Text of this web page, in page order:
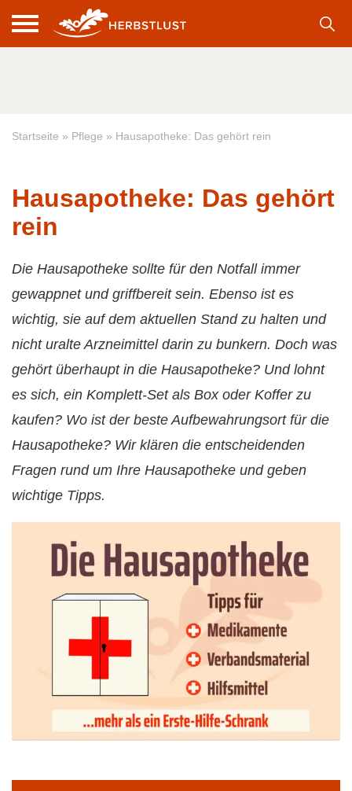
Startseite » Pflege » Hausapotheke: Das gehört rein
Hausapotheke: Das gehört
rein
Die Hausapotheke sollte für den Notfall immer
gewappnet und griffbereit sein. Ebenso ist es
wichtig, sie auf dem aktuellen Stand zu halten und
nicht uralte Arzneimittel darin zu bunkern. Doch was
gehört überhaupt in die Hausapotheke? Und lohnt
es sich, ein Komplett-Set als Box oder Koffer zu
kaufen? Wo ist der beste Aufbewahrungsort für die
Hausapotheke? Wir klären die entscheidenden
Fragen rund um Ihre Hausapotheke und geben
wichtige Tipps.